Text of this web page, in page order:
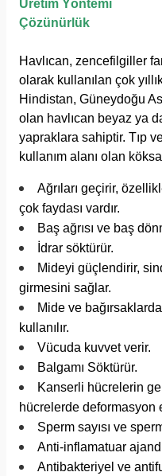
Üretim Yöntemi
Çözünürlük
Havlıcan, zencefilgiller
olarak kullanılan çok
Hindistan, Güneydoğu
olan havlıcan beyaz ya
yapraklara sahiptir. Tıp
kullanım alanı olan
Ağrıları geçirir,
çok faydası vardır.
Baş ağrısı ve baş
İdrar söktürür.
Mideyi güçlendirir,
girmesini sağlar.
Mide ve
kullanılır.
Vücuda kuvvet verir.
Balgamı Söktürür.
Kanserli hücrelerin
hücrelerde deformasyon
Sperm sayısı ve
Anti-inflamatuar
Antibakteriyel ve